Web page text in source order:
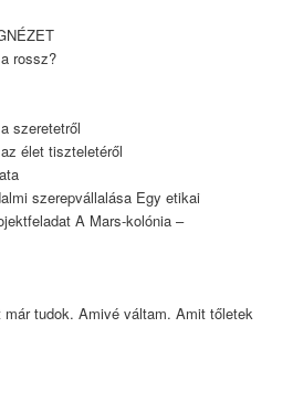
rossz?
szeretetről
élet tiszteletéről
szerepvállalása Egy etikai
A Mars-kolónia –
tudok. Amivé váltam. Amit tőletek